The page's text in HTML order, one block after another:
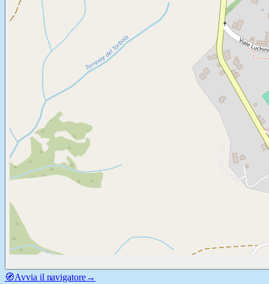
🧭Avvia il navigatore→